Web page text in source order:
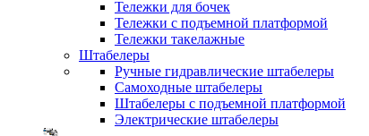
Тележки для бочек
Тележки с подъемной платформой
Тележки такелажные
Штабелеры
Ручные гидравлические штабелеры
Самоходные штабелеры
Штабелеры с подъемной платформой
Электрические штабелеры